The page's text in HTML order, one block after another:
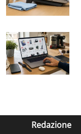
Redazione